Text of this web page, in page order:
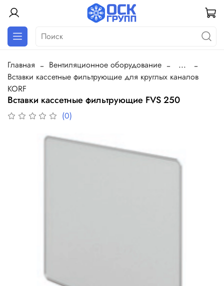
Главная Вентиляционное оборудование
...
Вставки кассетные фильтрующие для круглых каналов
KORF
Вставки кассетные фильтрующие FVS 250
(0)